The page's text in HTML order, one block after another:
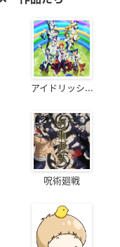
アイドリッシ...
呪術廻戦